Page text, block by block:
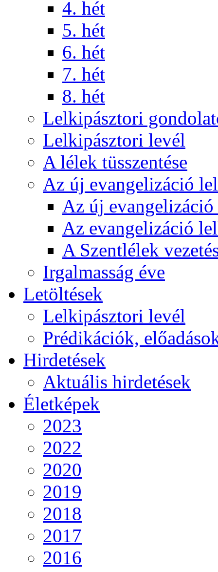
4. hét
5. hét
6. hét
7. hét
8. hét
Lelkipásztori
Lelkipásztori levél
A lélek tüsszentése
Az új evangelizáció
Az új
Az evangelizáció
A Szentlélek
Irgalmasság éve
Letöltések
Lelkipásztori levél
Prédikációk,
Hirdetések
Aktuális hirdetések
Életképek
2023
2022
2020
2019
2018
2017
2016